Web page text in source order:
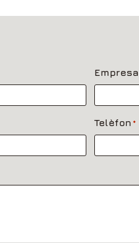
Empresa
Telèfon *